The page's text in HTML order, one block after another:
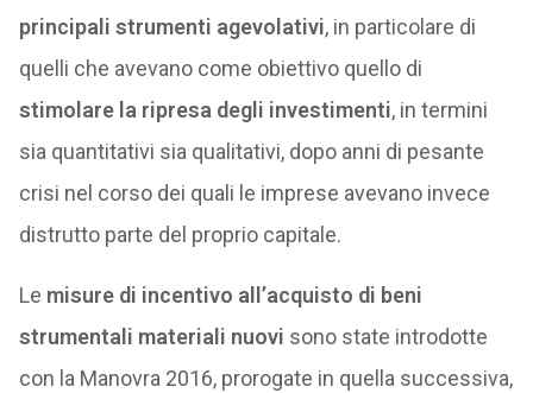
principali strumenti agevolativi, in particolare di
quelli che avevano come obiettivo quello di
stimolare la ripresa degli investimenti, in termini
sia quantitativi sia qualitativi, dopo anni di pesante
crisi nel corso dei quali le imprese avevano invece
distrutto parte del proprio capitale.
Le misure di incentivo all’acquisto di beni
strumentali materiali nuovi sono state introdotte
con la Manovra 2016, prorogate in quella successiva,